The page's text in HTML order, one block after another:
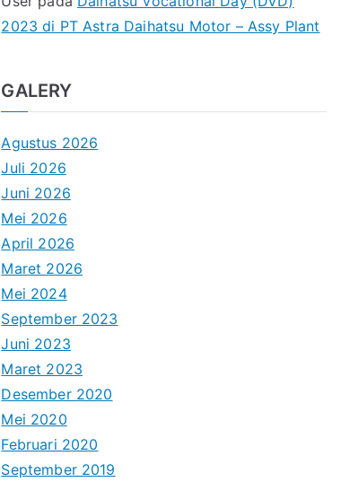
2023 di PT Astra Daihatsu Motor – Assy Plant
GALERY
Agustus 2026
Juli 2026
Juni 2026
Mei 2026
April 2026
Maret 2026
Mei 2024
September 2023
Juni 2023
Maret 2023
Desember 2020
Mei 2020
Februari 2020
September 2019